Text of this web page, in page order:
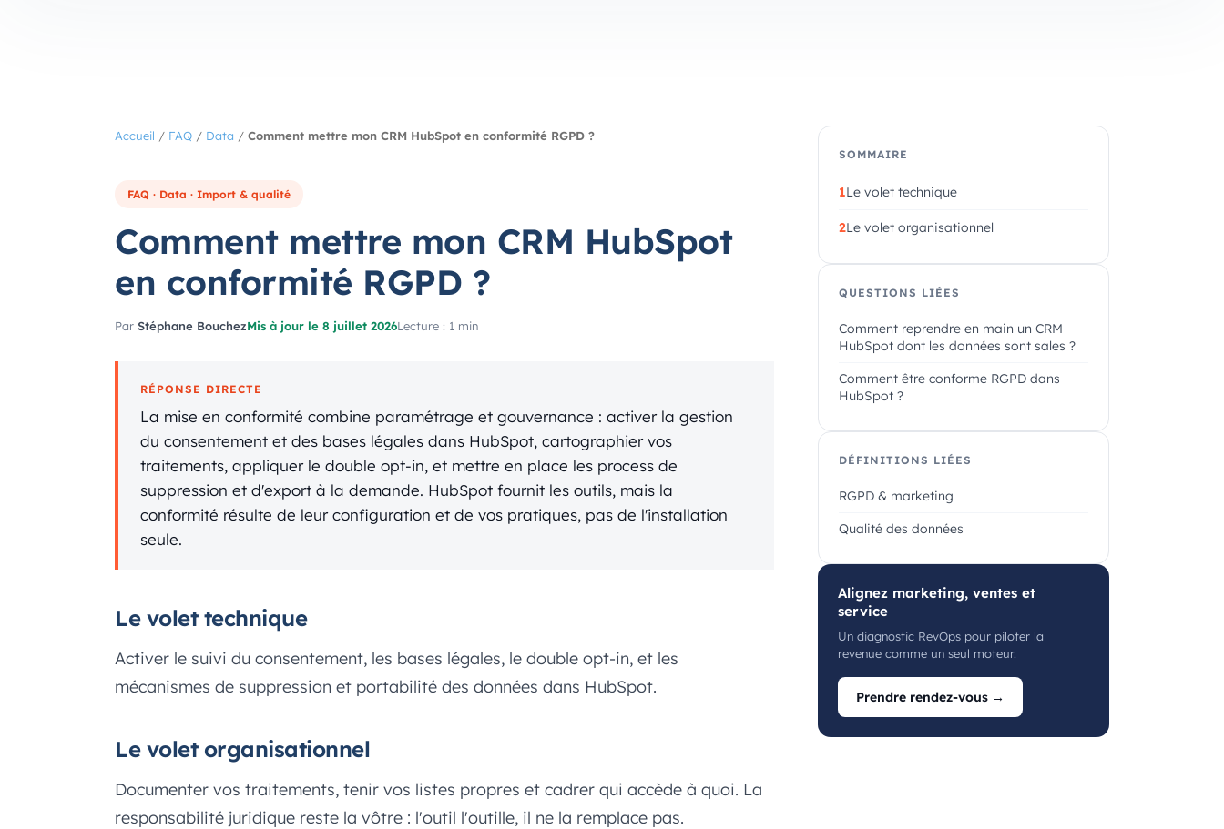
Accueil / FAQ / Data / Comment mettre mon CRM HubSpot en conformité RGPD ?
FAQ · Data · Import & qualité
Comment mettre mon CRM HubSpot
en conformité RGPD ?
Par Stéphane BouchezMis à jour le 8 juillet 2026Lecture : 1 min
RÉPONSE DIRECTE
La mise en conformité combine paramétrage et gouvernance : activer la gestion
du consentement et des bases légales dans HubSpot, cartographier vos
traitements, appliquer le double opt-in, et mettre en place les process de
suppression et d'export à la demande. HubSpot fournit les outils, mais la
conformité résulte de leur configuration et de vos pratiques, pas de l'installation
seule.
Le volet technique
Activer le suivi du consentement, les bases légales, le double opt-in, et les
mécanismes de suppression et portabilité des données dans HubSpot.
Le volet organisationnel
Documenter vos traitements, tenir vos listes propres et cadrer qui accède à quoi. La
responsabilité juridique reste la vôtre : l'outil l'outille, il ne la remplace pas.
SOMMAIRE
Le volet technique
Le volet organisationnel
QUESTIONS LIÉES
Comment reprendre en main un CRM
HubSpot dont les données sont sales ?
Comment être conforme RGPD dans
HubSpot ?
DÉFINITIONS LIÉES
RGPD & marketing
Qualité des données
Alignez marketing, ventes et
service
Un diagnostic RevOps pour piloter la
revenue comme un seul moteur.
Prendre rendez-vous →